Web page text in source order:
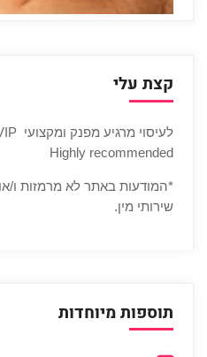
קצת עלי
Highly recommended
*המודעות באתר לא מרמזות ו/
שירותי מין.
תוספות מיוחדות